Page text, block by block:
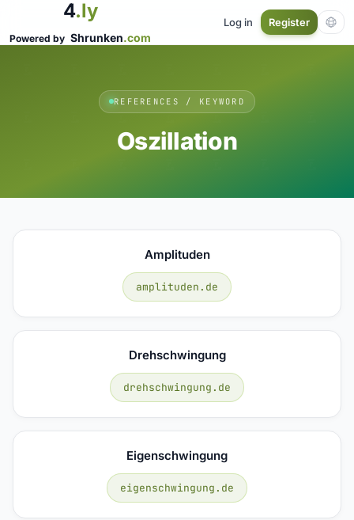
4.ly
Powered by Shrunken.com
Log in Register
REFERENCES / KEYWORD
Oszillation
Amplituden
amplituden.de
Drehschwingung
drehschwingung.de
Eigenschwingung
eigenschwingung.de